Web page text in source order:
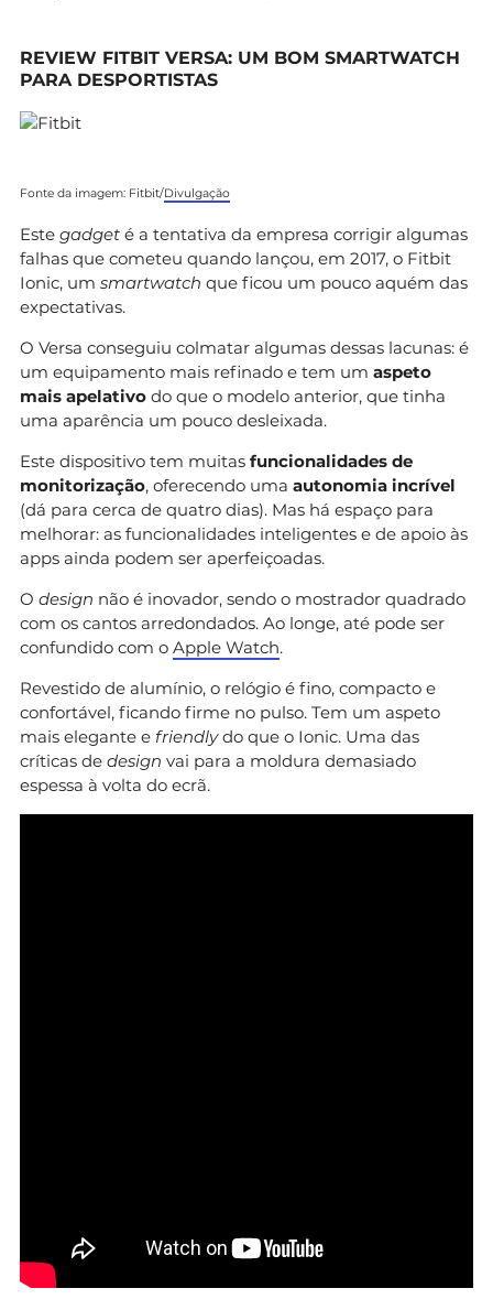
REVIEW FITBIT VERSA: UM BOM SMARTWATCH
PARA DESPORTISTAS
Fonte da imagem: Fitbit/Divulgação
Este gadget é a tentativa da empresa corrigir algumas
falhas que cometeu quando lançou, em 2017, o Fitbit
Ionic, um smartwatch que ficou um pouco aquém das
expectativas.
O Versa conseguiu colmatar algumas dessas lacunas: é
um equipamento mais refinado e tem um aspeto
mais apelativo do que o modelo anterior, que tinha
uma aparência um pouco desleixada.
Este dispositivo tem muitas funcionalidades de
monitorização, oferecendo uma autonomia incrível
(dá para cerca de quatro dias). Mas há espaço para
melhorar: as funcionalidades inteligentes e de apoio às
apps ainda podem ser aperfeiçoadas.
O design não é inovador, sendo o mostrador quadrado
com os cantos arredondados. Ao longe, até pode ser
confundido com o Apple Watch.
Revestido de alumínio, o relógio é fino, compacto e
confortável, ficando firme no pulso. Tem um aspeto
mais elegante e friendlydo que o Ionic. Uma das
críticas de design vai para a moldura demasiado
espessa à volta do ecrã.